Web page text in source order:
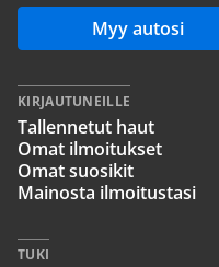
Myy autosi
KIRJAUTUNEILLE
Tallennetut haut
Omat ilmoitukset
Omat suosikit
Mainosta ilmoitustasi
TUKI